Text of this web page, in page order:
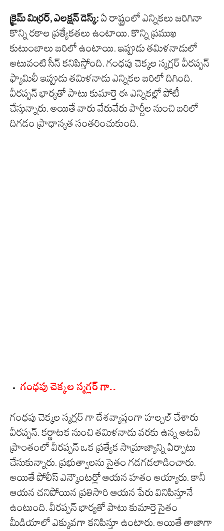
క్రైమ్ మిర్రర్, ఎలక్షన్ డెస్క్: ఏ రాష్ట్రంలో ఎన్నికలు జరిగినా
కొన్ని రకాల ప్రత్యేకతలు ఉంటాయి. కొన్ని ప్రముఖ
కుటుంబాలు బరిలో ఉంటాయి. ఇప్పుడు తమిళనాడులో
అటువంటి సీన్ కనిపిస్తోంది. గంధపు చెక్కల స్మగ్లర్ వీరప్పన్
ఫ్యామిలీ ఇప్పుడు తమిళనాడు ఎన్నికల బరిలో దిగింది.
వీరప్పన్ భార్యతో పాటు కుమార్తె ఈ ఎన్నికల్లో పోటీ
చేస్తున్నారు. అయితే వారు వేరువేరు పార్టీల నుంచి బరిలో
దిగడం ప్రాధాన్యత సంతరించుకుంది.
గంధపు చెక్కల స్మగ్లర్ గా..
గంధపు చెక్కల స్మగ్లర్ గా దేశవ్యాప్తంగా హల్చల్ చేశారు
వీరప్పన్. కర్ణాటక నుంచి తమిళనాడు వరకు ఉన్న అటవీ
ప్రాంతంలో వీరప్పన్ ఒక ప్రత్యేక సామ్రాజ్యాన్ని ఏర్పాటు
చేసుకున్నారు. ప్రభుత్వాలను సైతం గడగడలాడించారు.
అయితే పోలీస్ ఎన్కౌంటర్లో ఆయన హతం అయ్యారు. కానీ
ఆయన చనిపోయిన ప్రతిసారి ఆయన పేరు వినిపిస్తూనే
ఉంటుంది. వీరప్పన్ భార్యతో పాటు కుమార్తె సైతం
మీడియాలో ఎక్కువగా కనిపిస్తూ ఉంటారు. అయితే తాజాగా